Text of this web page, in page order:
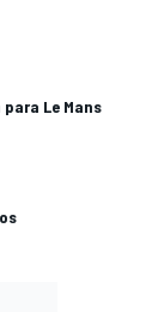
Le Mans